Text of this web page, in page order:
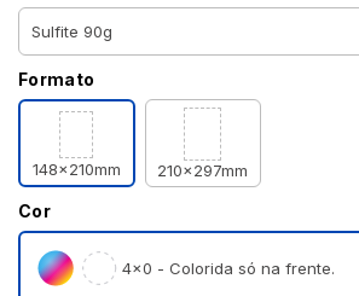
Formato
148x210mm 210x297mm
Cor
4×0 - Colorida só na frente.